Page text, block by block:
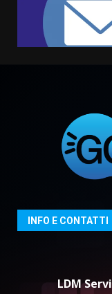
1
3INFO E CONTATTI
LDM